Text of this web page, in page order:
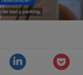
empresas y